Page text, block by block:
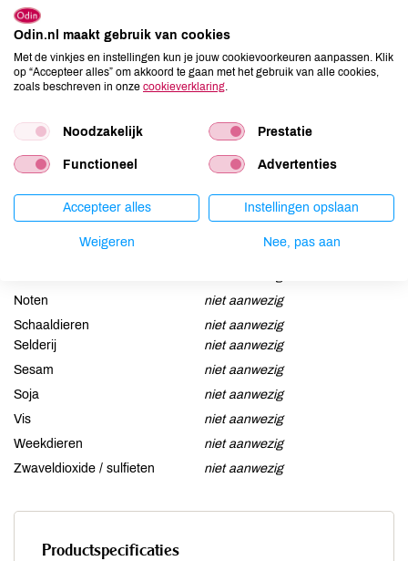
Ingrediënten
varkensvlees*, zeezout, paprika*, oregano*, knoflook*
Allergenen
Aardnoten
niet aanwezig
Ei
niet aanwezig
Gluten
niet aanwezig
Noten
niet aanwezig
Schaaldieren
niet aanwezig
Selderij
niet aanwezig
Sesam
niet aanwezig
Soja
niet aanwezig
Vis
niet aanwezig
Weekdieren
niet aanwezig
Zwaveldioxide / sulfieten
niet aanwezig
Productspecificaties
Odin.nl maakt gebruik van cookies
Met de vinkjes en instellingen kun je jouw cookievoorkeuren aanpassen. Klik
op “Accepteer alles” om akkoord te gaan met het gebruik van alle cookies,
zoals beschreven in onze cookieverklaring.
Noodzakelijk Prestatie
Functioneel Advertenties
Accepteer alles Instellingen opslaan
Weigeren Nee, pas aan